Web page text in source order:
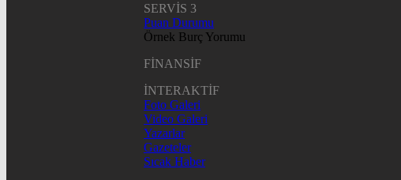
SERVİS 3
Puan Durumu
Örnek Burç Yorumu
FİNANSİF
İNTERAKTİF
Foto Galeri
Video Galeri
Yazarlar
Gazeteler
Sıcak Haber